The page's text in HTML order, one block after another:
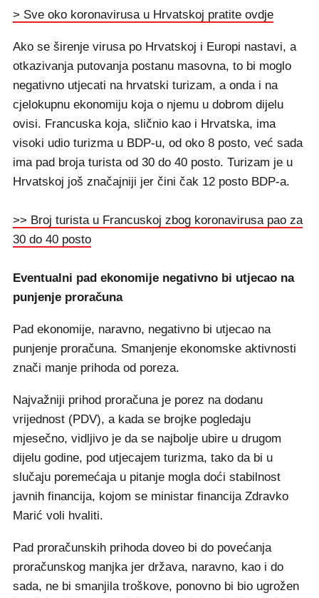
> Sve oko koronavirusa u Hrvatskoj pratite ovdje
Ako se širenje virusa po Hrvatskoj i Europi nastavi, a
otkazivanja putovanja postanu masovna, to bi moglo
negativno utjecati na hrvatski turizam, a onda i na
cjelokupnu ekonomiju koja o njemu u dobrom dijelu
ovisi. Francuska koja, sličnio kao i Hrvatska, ima
visoki udio turizma u BDP-u, od oko 8 posto, već sada
ima pad broja turista od 30 do 40 posto. Turizam je u
Hrvatskoj još značajniji jer čini čak 12 posto BDP-a.
>> Broj turista u Francuskoj zbog koronavirusa pao za
30 do 40 posto
Eventualni pad ekonomije negativno bi utjecao na
punjenje proračuna
Pad ekonomije, naravno, negativno bi utjecao na
punjenje proračuna. Smanjenje ekonomske aktivnosti
znači manje prihoda od poreza.
Najvažniji prihod proračuna je porez na dodanu
vrijednost (PDV), a kada se brojke pogledaju
mjesečno, vidljivo je da se najbolje ubire u drugom
dijelu godine, pod utjecajem turizma, tako da bi u
slučaju poremećaja u pitanje mogla doći stabilnost
javnih financija, kojom se ministar financija Zdravko
Marić voli hvaliti.
Pad proračunskih prihoda doveo bi do povećanja
proračunskog manjka jer država, naravno, kao i do
sada, ne bi smanjila troškove, ponovno bi bio ugrožen